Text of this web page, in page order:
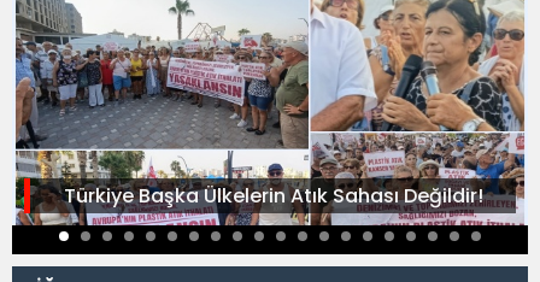
Türkiye Başka Ülkelerin Atık Sahası Değildir!